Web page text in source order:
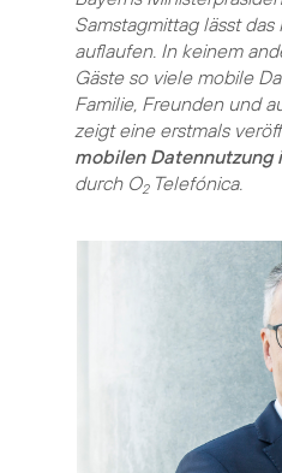
Samstagmittag lässt
auflaufen. In keinem
Gäste so viele mobile
Familie, Freunden und
zeigt eine erstmals
mobilen Datennutzung
durch O2Telefónica.